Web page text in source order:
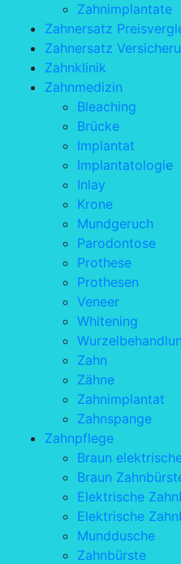
Zahnimplantate
Zahnersatz
Zahnersatz
Zahnklinik
Zahnmedizin
Bleaching
Brücke
Implantat
Implantatologie
Inlay
Krone
Mundgeruch
Parodontose
Prothese
Prothesen
Veneer
Whitening
Zahn
Zähne
Zahnimplantat
Zahnspange
Zahnpflege
Braun
Braun
Elektrische
Elektrische
Munddusche
Zahnbürste